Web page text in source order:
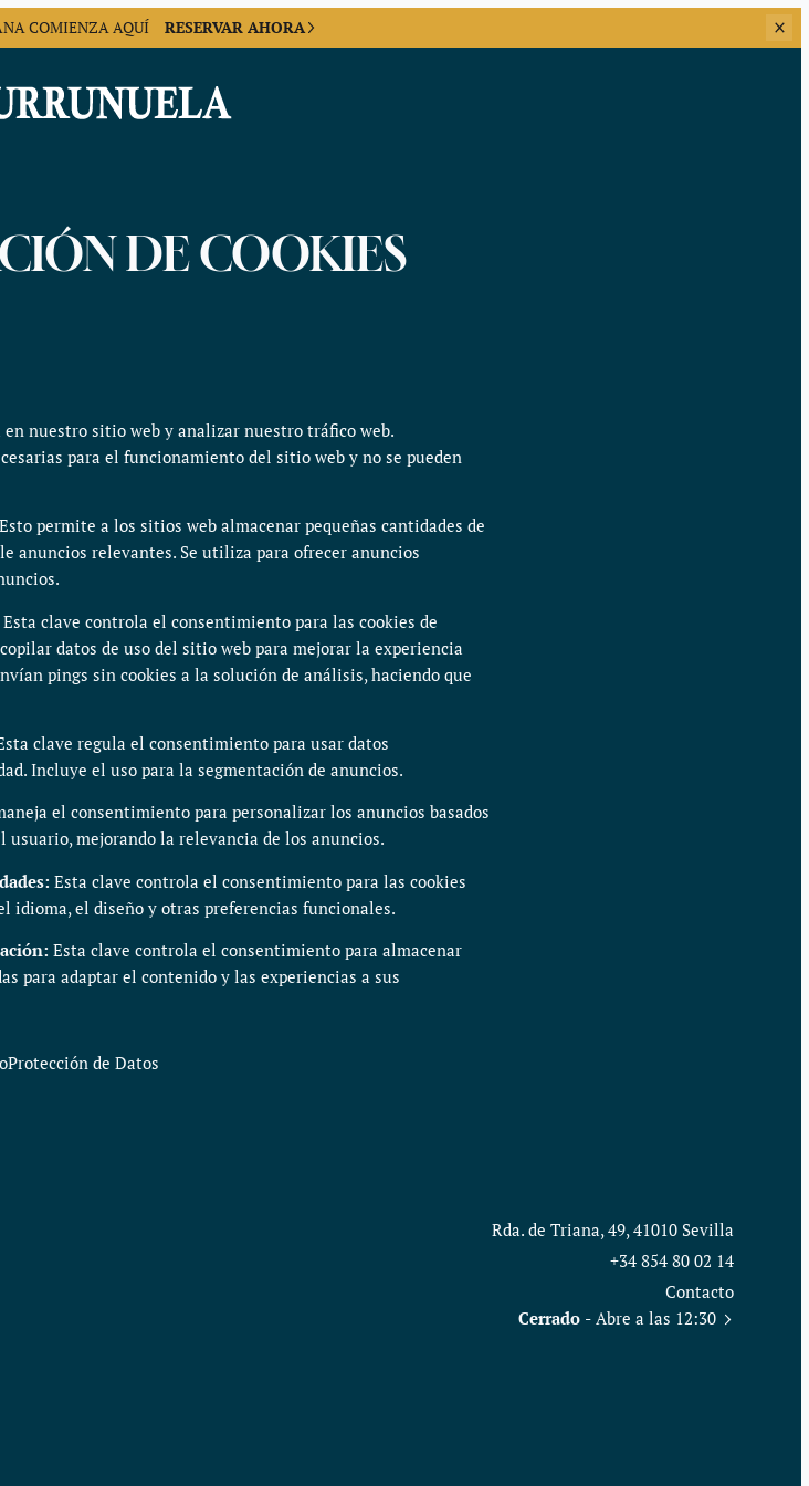
COMIENZA AQUÍ RESERVAR AHORA
DE COOKIES
nuestro sitio web y analizar nuestro tráfico web.
para el funcionamiento del sitio web y no se pueden
Esto permite a los sitios web almacenar pequeñas cantidades de
anuncios relevantes. Se utiliza para ofrecer anuncios
Esta clave controla el consentimiento para las cookies de
datos de uso del sitio web para mejorar la experiencia
pings sin cookies a la solución de análisis, haciendo que
clave regula el consentimiento para usar datos
Incluye el uso para la segmentación de anuncios.
el consentimiento para personalizar los anuncios basados
mejorando la relevancia de los anuncios.
: Esta clave controla el consentimiento para las cookies
idioma, el diseño y otras preferencias funcionales.
: Esta clave controla el consentimiento para almacenar
para adaptar el contenido y las experiencias a sus
Protección de Datos
Rda. de Triana, 49, 41010 Sevilla
+34 854 80 02 14
Contacto
Cerrado- Abre a las 12:30